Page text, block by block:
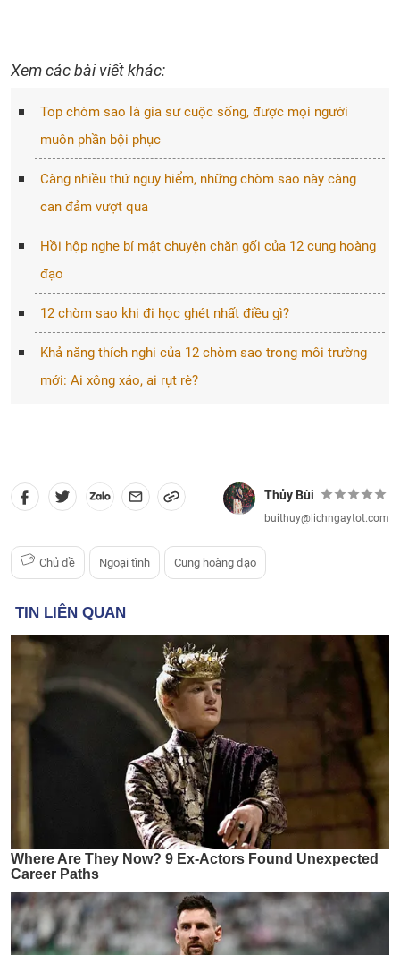
Xem các bài viết khác:
Top chòm sao là gia sư cuộc sống, được mọi người
muôn phần bội phục
Càng nhiều thứ nguy hiểm, những chòm sao này càng
can đảm vượt qua
Hồi hộp nghe bí mật chuyện chăn gối của 12 cung hoàng
đạo
12 chòm sao khi đi học ghét nhất điều gì?
Khả năng thích nghi của 12 chòm sao trong môi trường
mới: Ai xông xáo, ai rụt rè?
Thủy Bùi
buithuy@lichngaytot.com
Chủ đề Ngoại tình Cung hoàng đạo